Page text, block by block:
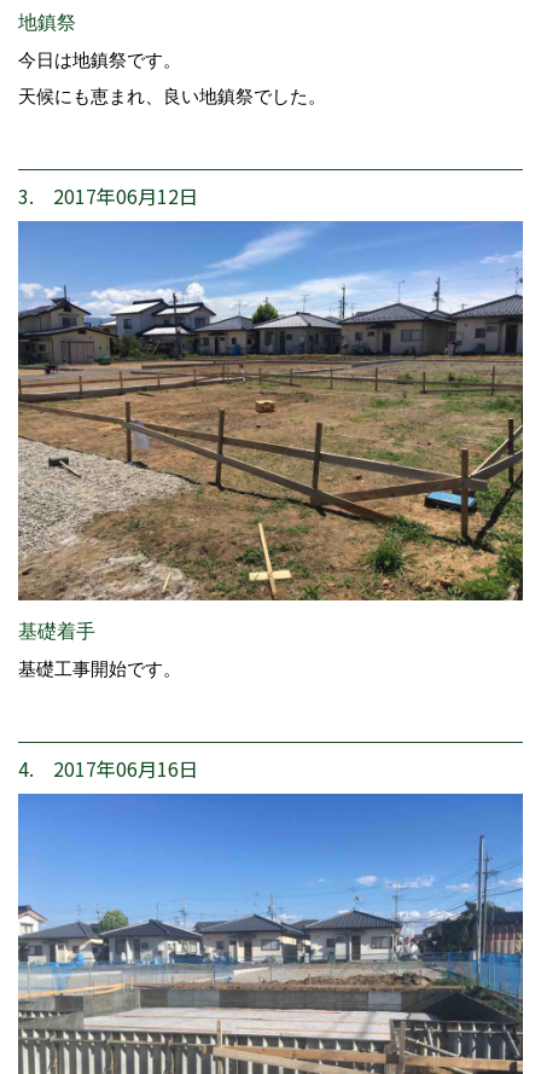
地鎮祭
今日は地鎮祭です。
天候にも恵まれ、良い地鎮祭でした。
3. 2017年06月12日
基礎着手
基礎工事開始です。
4. 2017年06月16日